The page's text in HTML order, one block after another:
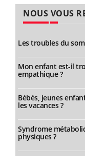
NOUS VOUS
Les troubles du
Mon enfant est-il
empathique ?
Bébés, jeunes
les vacances ?
Syndrome
physiques ?